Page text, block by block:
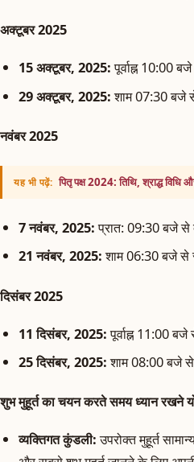
अक्टूबर 2025
15 अक्टूबर, 2025:पूर्वाह्न 10:00
29 अक्टूबर, 2025:शाम 07:30 बजे
नवंबर 2025
यह भी पढ़ें: पितृ पक्ष 2024: तिथि, श्राद्ध
7 नवंबर, 2025:प्रात: 09:30 बजे
21 नवंबर, 2025:शाम 06:30 बजे से
दिसंबर 2025
11 दिसंबर, 2025:पूर्वाह्न 11:00
25 दिसंबर, 2025:शाम 08:00 बजे
शुभ मुहूर्त का चयन करते समय ध्यान रखने
व्यक्तिगत कुंडली:उपरोक्त मुहूर्त